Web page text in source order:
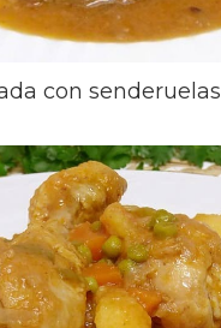
con senderuelas